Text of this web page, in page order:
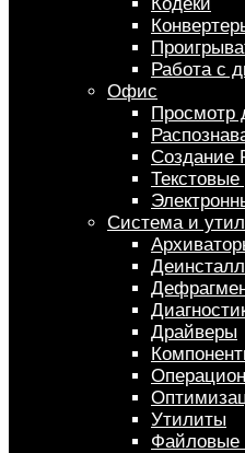
Работа с
Офис
Просмотр
Создание
Система и
Драйверы
Утилиты
Файловые